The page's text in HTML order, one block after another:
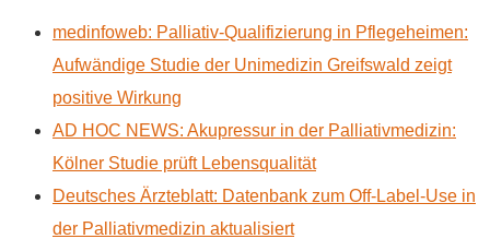
medinfoweb: Palliativ-Qualifizierung in Pflegeheimen:
Aufwändige Studie der Unimedizin Greifswald zeigt
positive Wirkung
AD HOC NEWS: Akupressur in der Palliativmedizin:
Kölner Studie prüft Lebensqualität
Deutsches Ärzteblatt: Datenbank zum Off-Label-Use in
der Palliativmedizin aktualisiert